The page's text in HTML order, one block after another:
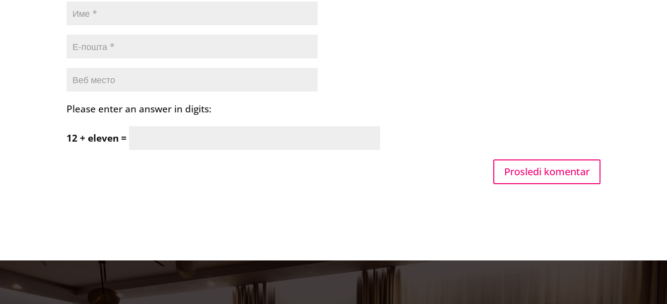
Please enter an answer in digits:
12 + eleven =